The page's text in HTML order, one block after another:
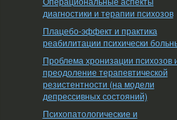
диагностики и терапии психозов
Плацебо-эффект и практика
реабилитации психически
Проблема хронизации психозов
преодоление терапевтической
резистентности (на модели
депрессивных состояний)
Психопатологические и